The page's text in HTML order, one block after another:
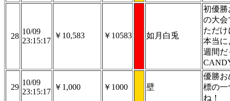
28
10/09
23:15:17
￥10,583 ￥10583 如月白兎
初優勝
の大会
ただ
本当に
週間だ
29
10/09
23:15:17
￥1,000 ￥1000 壁
優勝お
標の一
ね！